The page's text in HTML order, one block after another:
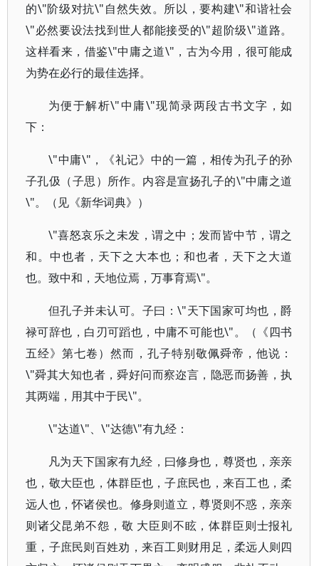
的\"阶级对抗\"自然失效。所以，要构建\"和谐社会
\"必然要设法找到世人都能接受的\"超阶级\"道路。
这样看来，借鉴\"中庸之道\"，古为今用，很可能成
为势在必行的最佳选择。
为便于解析\"中庸\"现简录两段古书文字，如
下：
\"中庸\"，《礼记》中的一篇，相传为孔子的孙
子孔伋（子思）所作。内容是宣扬孔子的\"中庸之道
\"。（见《新华词典》）
\"喜怒哀乐之未发，谓之中；发而皆中节，谓之
和。中也者，天下之大本也；和也者，天下之大道
也。致中和，天地位焉，万事育焉\"。
但孔子并未认可。子曰：\"天下国家可均也，爵
禄可辞也，白刃可蹈也，中庸不可能也\"。（《四书
五经》第七卷）然而，孔子特别敬佩舜帝，他说：
\"舜其大知也者，舜好问而察迩言，隐恶而扬善，执
其两端，用其中于民\"。
\"达道\"、\"达德\"有九经：
凡为天下国家有九经，曰修身也，尊贤也，亲亲
也，敬大臣也，体群臣也，子庶民也，来百工也，柔
远人也，怀诸侯也。修身则道立，尊贤则不惑，亲亲
则诸父昆弟不怨，敬 大臣则不眩，体群臣则士报礼
重，子庶民则百姓劝，来百工则财用足，柔远人则四